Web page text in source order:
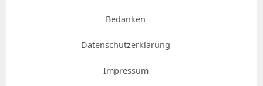
Bedanken
Datenschutzerklärung
Impressum